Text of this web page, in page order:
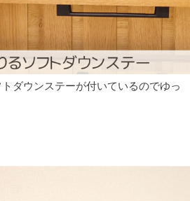
ダウンステーが付いているのでゆっ